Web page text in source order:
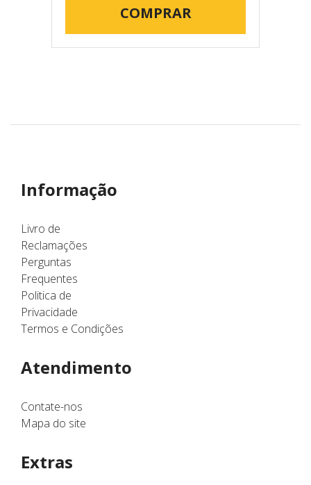
COMPRAR
Informação
Livro de
Reclamações
Perguntas
Frequentes
Politica de
Privacidade
Termos e Condições
Atendimento
Contate-nos
Mapa do site
Extras